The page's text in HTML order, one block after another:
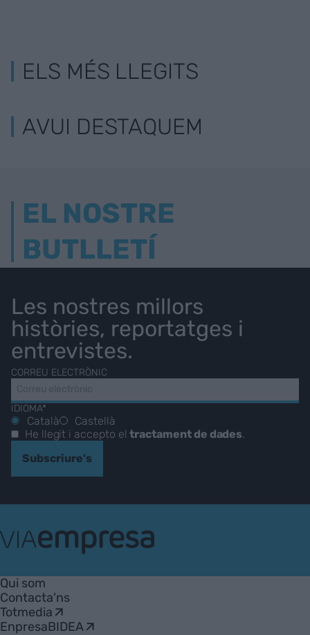
ELS MÉS LLEGITS
AVUI DESTAQUEM
EL NOSTRE
BUTLLETÍ
Les nostres millors
històries, reportatges i
entrevistes.
CORREU ELECTRÒNIC
IDIOMA*
Català
Castellà
He llegit i accepto eltractament de dades
Subscriure's
Empresa
Qui som
Contacta'ns
Totmedia
EnpresaBIDEA